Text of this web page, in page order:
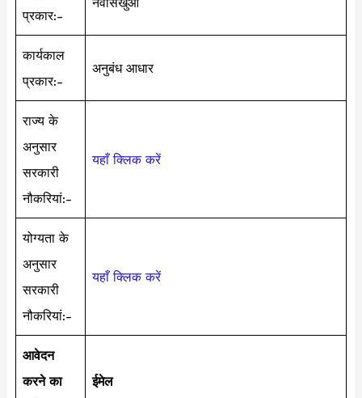
प्रकार:-
कार्यकाल
प्रकार:-
अनुबंध आधार
राज्य के
अनुसार
सरकारी
नौकरियां:-
यहाँ क्लिक करें
योग्यता के
अनुसार
सरकारी
नौकरियां:-
यहाँ क्लिक करें
आवेदन
करने का
ईमेल